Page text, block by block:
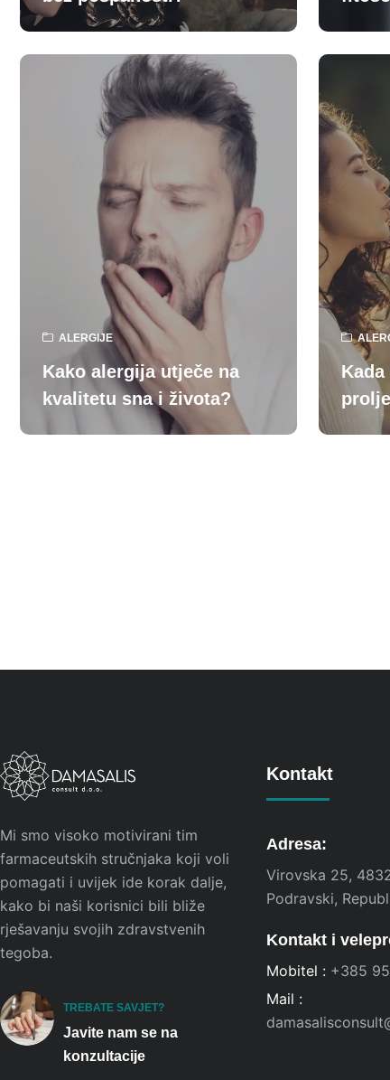
ALERGIJE
Kako alergija utječe na
kvalitetu sna i života?
Mi smo visoko motivirani tim
farmaceutskih stručnjaka koji voli
pomagati i uvijek ide korak dalje,
kako bi naši korisnici bili bliže
rješavanju svojih zdravstvenih
tegoba.
TREBATE SAVJET?
Javite nam se na
konzultacije
Kontakt
Adresa:
Virovska 25,
Podravski,
Kontakt i
Mobitel : +385
Mail :